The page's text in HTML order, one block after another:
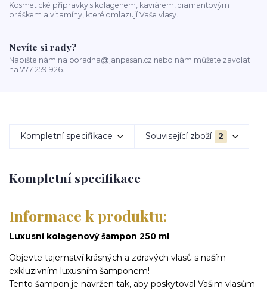
Kosmetické přípravky s kolagenem, kaviárem, diamantovým
práškem a vitamíny, které omlazují Vaše vlasy.
Nevíte si rady?
Napište nám na poradna@janpesan.cz nebo nám můžete zavolat
na 777 259 926.
Kompletní specifikace Související zboží 2
Kompletní specifikace
Informace k produktu:
Luxusní kolagenový šampon 250 ml
Objevte tajemství krásných a zdravých vlasů s naším
exkluzivním luxusním šamponem!
Tento šampon je navržen tak, aby poskytoval Vašim vlasům